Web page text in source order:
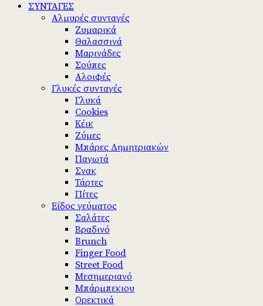
ΣΥΝΤΑΓΕΣ
Αλμυρές συνταγές
Ζυμαρικά
Θαλασσινά
Μαρινάδες
Σούπες
Αλοιφές
Γλυκές συνταγές
Γλυκά
Cookies
Κέικ
Ζύμες
Μπάρες Δημητριακών
Παγωτά
Σνακ
Τάρτες
Πίτες
Είδος γεύματος
Σαλάτες
Βραδινό
Brunch
Finger Food
Street Food
Μεσημεριανό
Μπάρμπεκιου
Ορεκτικά